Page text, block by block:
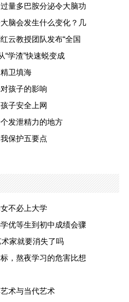
量多巴胺分泌令大脑功
脑会发生什么变化？几
云教授团队发布“全国
“学渣”快速蜕变成
卫填海
孩子的影响
子安全上网
发泄精力的地方
保护五要点
不必上大学
优等生到初中成绩会骤
家就要消失了吗
，熬夜学习的危害比想
术与当代艺术